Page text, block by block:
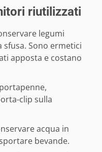
riutilizzati
legumi
sfusa. Sono ermetici
apposta e costano
clip sulla
acqua in
bevande.